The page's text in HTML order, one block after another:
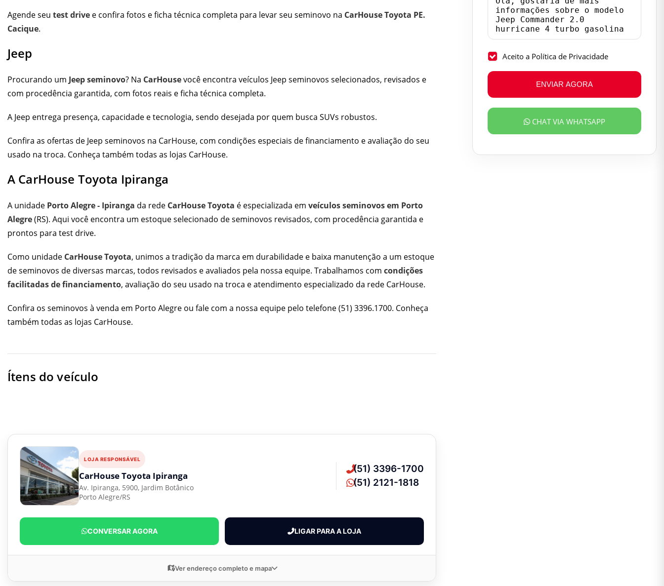
Agende seu test drive e confira fotos e ficha técnica completa para levar seu seminovo na CarHouse Toyota PE.
Cacique.
Jeep
Procurando um Jeep seminovo? Na CarHousevocê encontra veículos Jeep seminovos selecionados, revisados e
com procedência garantida, com fotos reais e ficha técnica completa.
A Jeep entrega presença, capacidade e tecnologia, sendo desejada por quem busca SUVs robustos.
Confira as ofertas de Jeep seminovos na CarHouse, com condições especiais de financiamento e avaliação do seu
usado na troca. Conheça também todas as lojas CarHouse.
A CarHouse Toyota Ipiranga
A unidade Porto Alegre - Ipiranga da rede CarHouse Toyota é especializada em veículos seminovos em Porto
Alegre(RS). Aqui você encontra um estoque selecionado de seminovos revisados, com procedência garantida e
prontos para test drive.
Como unidade CarHouse Toyota, unimos a tradição da marca em durabilidade e baixa manutenção a um estoque
de seminovos de diversas marcas, todos revisados e avaliados pela nossa equipe. Trabalhamos com condições
facilitadas de financiamento, avaliação do seu usado na troca e atendimento especializado da rede CarHouse.
Confira os seminovos à venda em Porto Alegre ou fale com a nossa equipe pelo telefone(51) 3396.1700. Conheça
também todas as lojas CarHouse.
Ítens do veículo
LOJA RESPONSÁVEL
CarHouse Toyota Ipiranga
Av. Ipiranga, 5900, Jardim Botânico
Porto Alegre/RS
(51) 3396-1700
(51) 2121-1818
CONVERSAR AGORA LIGAR PARA A LOJA
Ver endereço completo e mapa
Aceito a Política de Privacidade
ENVIAR AGORA
CHAT VIA WHATSAPP